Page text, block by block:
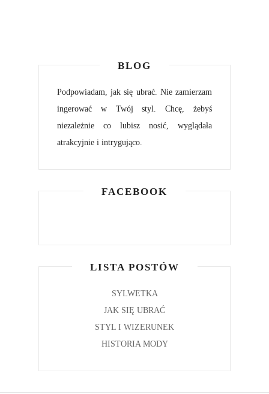
BLOG
Podpowiadam, jak się ubrać. Nie zamierzam
ingerować w Twój styl. Chcę, żebyś
niezależnie co lubisz nosić, wyglądała
atrakcyjnie i intrygująco.
FACEBOOK
LISTA POSTÓW
SYLWETKA
JAK SIĘ UBRAĆ
STYL I WIZERUNEK
HISTORIA MODY